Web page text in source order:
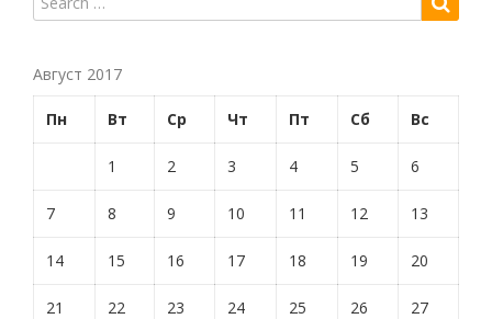
Август 2017
Пн Вт Ср Чт Пт Сб Вс
1 2 3 4 5 6
7 8 9 10 11 12 13
14 15 16 17 18 19 20
21 22 23 24 25 26 27